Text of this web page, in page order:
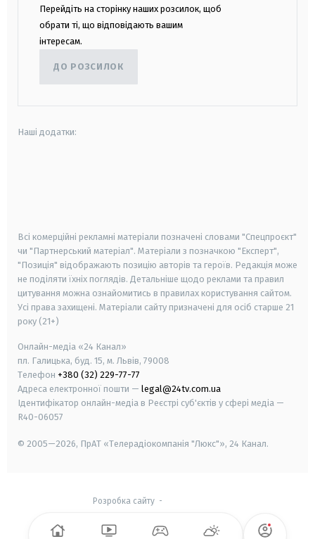
Перейдіть на сторінку наших розсилок, щоб
обрати ті, що відповідають вашим
інтересам.
ДО РОЗСИЛОК
Наші додатки:
Всі комерційні рекламні матеріали позначені словами "Спецпроєкт"
чи "Партнерський матеріал". Матеріали з позначкою "Експерт",
"Позиція" відображають позицію авторів та героїв. Редакція може
не поділяти їхніх поглядів. Детальніше щодо реклами та правил
цитування можна ознайомитись в правилах користування сайтом.
Усі права захищені. Матеріали сайту призначені для осіб старше 21
року (21+)
Онлайн-медіа «24 Канал»
пл. Галицька, буд. 15, м. Львів, 79008
Телефон +380 (32) 229-77-77
Адреса електронної пошти — legal@24tv.com.ua
Ідентифікатор онлайн-медіа в Реєстрі суб'єктів у сфері медіа —
R40-06057
© 2005—2026, ПрАТ «Телерадіокомпанія "Люкс"», 24 Канал.
Розробка сайту-